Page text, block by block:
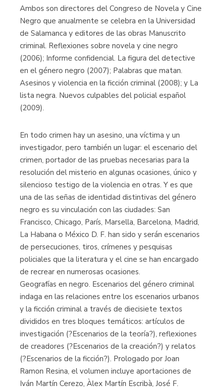
Ambos son directores del Congreso de Novela y Cine
Negro que anualmente se celebra en la Universidad
de Salamanca y editores de las obras Manuscrito
criminal. Reflexiones sobre novela y cine negro
(2006); Informe confidencial. La figura del detective
en el género negro (2007); Palabras que matan.
Asesinos y violencia en la ficción criminal (2008); y La
lista negra. Nuevos culpables del policial español
(2009).
En todo crimen hay un asesino, una víctima y un
investigador, pero también un lugar: el escenario del
crimen, portador de las pruebas necesarias para la
resolución del misterio en algunas ocasiones, único y
silencioso testigo de la violencia en otras. Y es que
una de las señas de identidad distintivas del género
negro es su vinculación con las ciudades: San
Francisco, Chicago, París, Marsella, Barcelona, Madrid,
La Habana o México D. F. han sido y serán escenarios
de persecuciones, tiros, crímenes y pesquisas
policiales que la literatura y el cine se han encargado
de recrear en numerosas ocasiones.
Geografías en negro. Escenarios del género criminal
indaga en las relaciones entre los escenarios urbanos
y la ficción criminal a través de diecisiete textos
divididos en tres bloques temáticos: artículos de
investigación (?Escenarios de la teoría?), reflexiones
de creadores (?Escenarios de la creación?) y relatos
(?Escenarios de la ficción?). Prologado por Joan
Ramon Resina, el volumen incluye aportaciones de
Iván Martín Cerezo, Àlex Martín Escribà, José F.